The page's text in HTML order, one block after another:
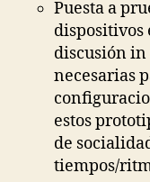
Puesta a
dispositivos
discusión in
necesarias
estos
de
tiempos/